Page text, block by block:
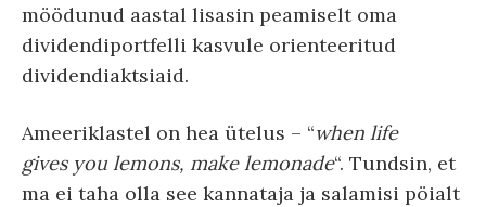
möödunud aastal lisasin peamiselt oma
dividendiportfelli kasvule orienteeritud
dividendiaktsiaid.
Ameeriklastel on hea ütelus – “when life
gives you lemons, make lemonade“. Tundsin, et
ma ei taha olla see kannataja ja salamisi pöialt